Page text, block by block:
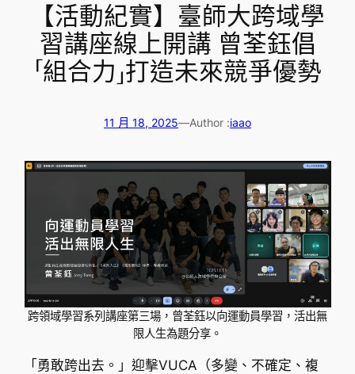
【活動紀實】臺師大跨域學
習講座線上開講 曾荃鈺倡
「組合力」打造未來競爭優勢
11 月 18, 2025—Author :iaao
跨領域學習系列講座第三場，曾荃鈺以向運動員學習，活出無
限人生為題分享。
「勇敢跨出去。」迎擊VUCA（多變、不確定、複